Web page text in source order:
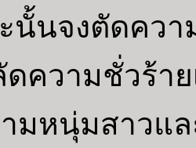
นจงตัดควา
ความชั่วร้า
ามหนุ่มสาวแ